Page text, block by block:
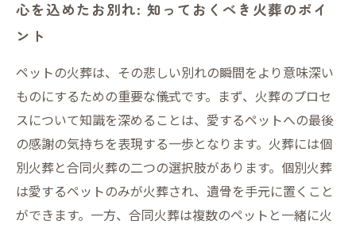
心を込めたお別れ: 知っておくべき火葬のポイ
ント
ペットの火葬は、その悲しい別れの瞬間をより意味深い
ものにするための重要な儀式です。まず、火葬のプロセ
スについて知識を深めることは、愛するペットへの最後
の感謝の気持ちを表現する一歩となります。火葬には個
別火葬と合同火葬の二つの選択肢があります。個別火葬
は愛するペットのみが火葬され、遺骨を手元に置くこと
ができます。一方、合同火葬は複数のペットと一緒に火